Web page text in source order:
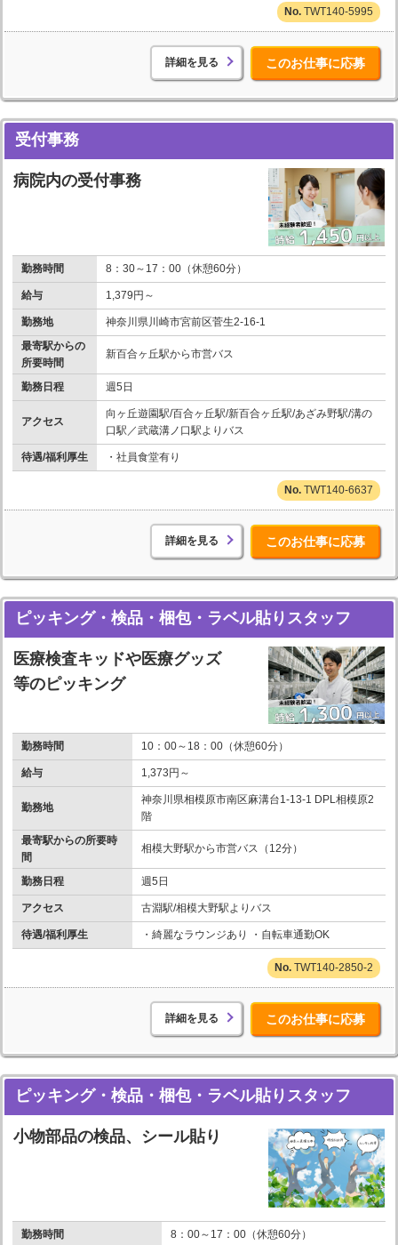
TWT140-5995
詳細を見る このお仕事に応募
受付事務
病院内の受付事務
勤務時間 8：30～17：00（休憩60分）
給与 1,379円～
勤務地
神奈川県川崎市宮前区菅生2-16-1
最寄駅からの
所要時間
新百合ヶ丘駅から市営バス
勤務日程 週5日
アクセス
向ヶ丘遊園駅/百合ヶ丘駅/新百合ヶ丘駅/あざみ野駅/溝の
口駅／武蔵溝ノ口駅よりバス
待遇/福利厚生 ・社員食堂有り
TWT140-6637
詳細を見る このお仕事に応募
ピッキング・検品・梱包・ラベル貼りスタッフ
医療検査キッドや医療グッズ
等のピッキング
勤務時間 10：00～18：00（休憩60分）
給与 1,373円～
勤務地
神奈川県相模原市南区麻溝台1-13-1 DPL相模原2
階
最寄駅からの所要時
間
相模大野駅から市営バス（12分）
勤務日程 週5日
アクセス 古淵駅/相模大野駅よりバス
待遇/福利厚生 ・綺麗なラウンジあり ・自転車通勤OK
TWT140-2850-2
詳細を見る このお仕事に応募
ピッキング・検品・梱包・ラベル貼りスタッフ
小物部品の検品、シール貼り
勤務時間 8：00～17：00（休憩60分）